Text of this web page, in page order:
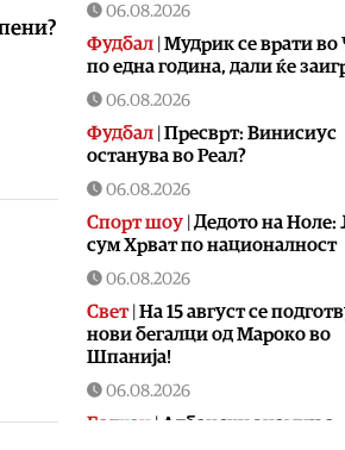
06.08.2026
Фудбал | Мудрик се врати во
по една година, дали ќе
06.08.2026
Фудбал | Пресврт: Винисиус
останува во Реал?
06.08.2026
Спорт шоу | Дедото на Ноле:
сум Хрват по националност
06.08.2026
Свет| На 15 август се
нови бегалци од Мароко во
Шпанија!
06.08.2026
Балкан | Албански знамиња